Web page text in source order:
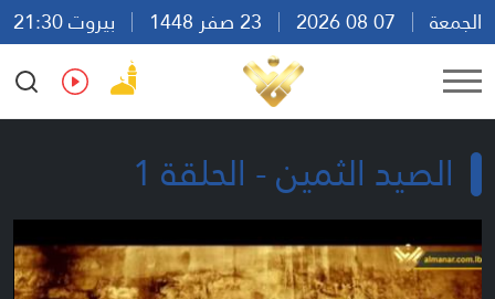
الجمعة
بيروت 21:30
Ar
En Fr Es
الصيد الثمين - الحلقة 1